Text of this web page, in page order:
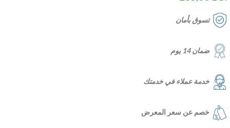
تسوق بأمان
ضمان 14 يوم
خدمة عملاء في خدمتك
خصم عن سعر المعرض